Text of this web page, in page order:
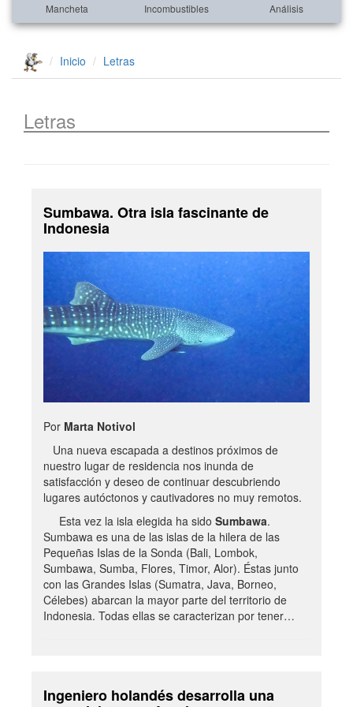
Mancheta Incombustibles Análisis
Inicio Letras
Letras
Sumbawa. Otra isla fascinante de
Indonesia
Por Marta Notivol
Una nueva escapada a destinos próximos de
nuestro lugar de residencia nos inunda de
satisfacción y deseo de continuar descubriendo
lugares autóctonos y cautivadores no muy remotos.
Esta vez la isla elegida ha sido Sumbawa.
Sumbawa es una de las islas de la hilera de las
Pequeñas Islas de la Sonda (Bali, Lombok,
Sumbawa, Sumba, Flores, Timor, Alor). Éstas junto
con las Grandes Islas (Sumatra, Java, Borneo,
Célebes) abarcan la mayor parte del territorio de
Indonesia. Todas ellas se caracterizan por tener…
Ingeniero holandés desarrolla una